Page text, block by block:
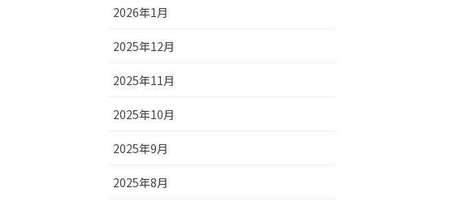
2026年1月
2025年12月
2025年11月
2025年10月
2025年9月
2025年8月